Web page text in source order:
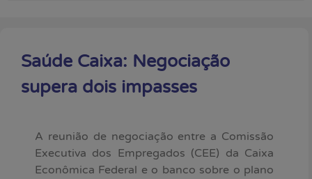
Saúde Caixa: Negociação
supera dois impasses
A reunião de negociação entre a Comissão
Executiva dos Empregados (CEE) da Caixa
Econômica Federal e o banco sobre o plano